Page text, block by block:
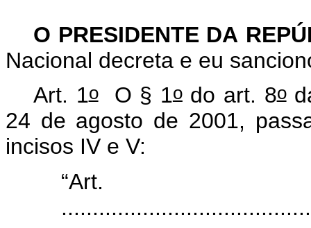
O PRESIDENTE DA
Nacional decreta e eu
Art. 1oO § 1odo art. 8o
24 de agosto de 2001,
incisos IV e V: